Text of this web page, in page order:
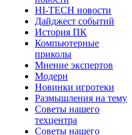
HI-TECH новости
Дайджест событий
История ПК
Компьютерные
приколы
Мнение экспертов
Модерн
Новинки игротеки
Размышления на тему
Советы нашего
техцентра
Советы нашего